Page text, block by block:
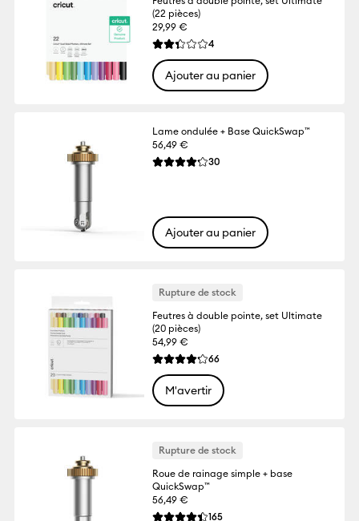
(22 pièces)
29,99 €
La note moyenne de ce produit est 2.3
4
Ajouter au panier
Lame ondulée + Base QuickSwap™
56,49 €
La note moyenne de ce produit est 4.2
30
Ajouter au panier
Rupture de stock
Feutres à double pointe, set Ultimate
(20 pièces)
54,99 €
La note moyenne de ce produit est 4.2
66Reviews
M'avertir
Rupture de stock
Roue de rainage simple + base
QuickSwap™
56,49 €
165Reviews